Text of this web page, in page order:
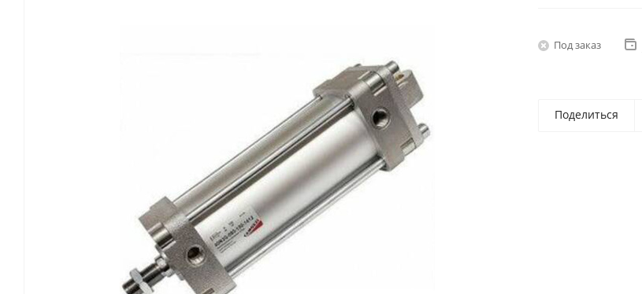
Под заказ
Поделиться